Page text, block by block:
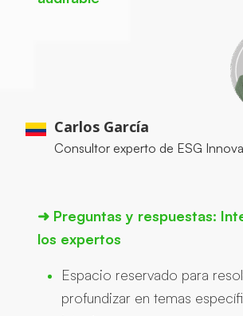
Carlos García
Consultor experto de ESG Innova
➜ Preguntas y respuestas:
los expertos
Espacio reservado para
profundizar en temas